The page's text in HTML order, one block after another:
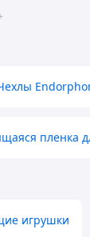
пленка
игрушки